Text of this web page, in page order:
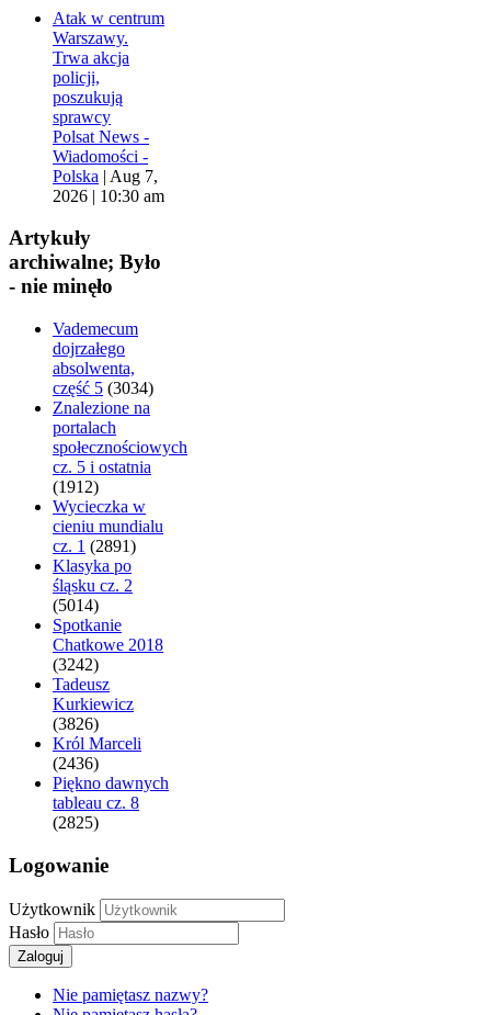
Atak w centrum
Warszawy.
Trwa akcja
policji,
poszukują
sprawcy
Polsat News -
Wiadomości -
Polska | Aug 7,
2026 | 10:30 am
Artykuły
archiwalne; Było
- nie minęło
Vademecum
dojrzałego
absolwenta,
część 5 (3034)
Znalezione na
portalach
społecznościowych
cz. 5 i ostatnia
(1912)
Wycieczka w
cieniu mundialu
cz. 1 (2891)
Klasyka po
śląsku cz. 2
(5014)
Spotkanie
Chatkowe 2018
(3242)
Tadeusz
Kurkiewicz
(3826)
Król Marceli
(2436)
Piękno dawnych
tableau cz. 8
(2825)
Logowanie
Użytkownik
Hasło
Zaloguj
Nie pamiętasz nazwy?